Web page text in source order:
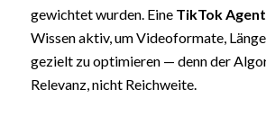
gewichtet wurden. Eine TikTok
Wissen aktiv, um Videoformate,
gezielt zu optimieren — denn der
Relevanz, nicht Reichweite.